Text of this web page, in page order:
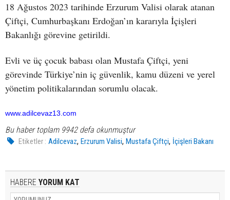
18 Ağustos 2023 tarihinde Erzurum Valisi olarak atanan
Çiftçi, Cumhurbaşkanı Erdoğan’ın kararıyla İçişleri
Bakanlığı görevine getirildi.
Evli ve üç çocuk babası olan Mustafa Çiftçi, yeni
görevinde Türkiye’nin iç güvenlik, kamu düzeni ve yerel
yönetim politikalarından sorumlu olacak.
www.adilcevaz13.com
Bu haber toplam 9942 defa okunmuştur
Etiketler : Adilcevaz,Erzurum Valisi,Mustafa Çiftçi, İçişleri Bakanı
HABERE YORUM KAT